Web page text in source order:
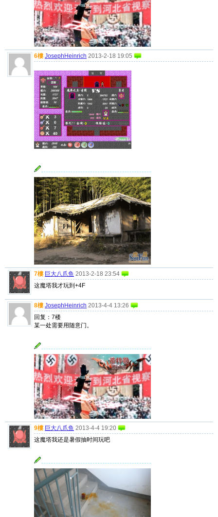
6樓 JosephHeinrich 2013-2-18 19:05
7樓 巨大八爪鱼 2013-2-18 23:54
这魔塔我才玩到+4F
8樓 JosephHeinrich 2013-4-4 13:26
回复：7楼
某一处需要用随意门。
9樓 巨大八爪鱼 2013-4-4 19:20
这魔塔我还是暑假抽时间玩吧